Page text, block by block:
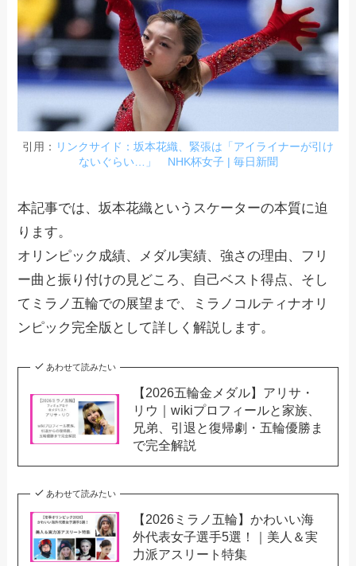
引用： リンクサイド：坂本花織、緊張は「アイライナーが引け
ないぐらい…」 NHK杯女子 | 毎日新聞
本記事では、坂本花織というスケーターの本質に迫
ります。
オリンピック成績、メダル実績、強さの理由、フリ
ー曲と振り付けの見どころ、自己ベスト得点、そし
てミラノ五輪での展望まで、ミラノコルティナオリ
ンピック完全版として詳しく解説します。
あわせて読みたい
【2026五輪金メダル】アリサ・
リウ｜wikiプロフィールと家族、
兄弟、引退と復帰劇・五輪優勝ま
で完全解説
あわせて読みたい
【2026ミラノ五輪】かわいい海
外代表女子選手5選！｜美人＆実
力派アスリート特集